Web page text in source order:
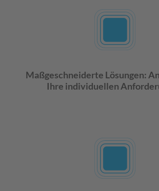
Maßgeschneiderte Lösungen:
Ihre individuellen